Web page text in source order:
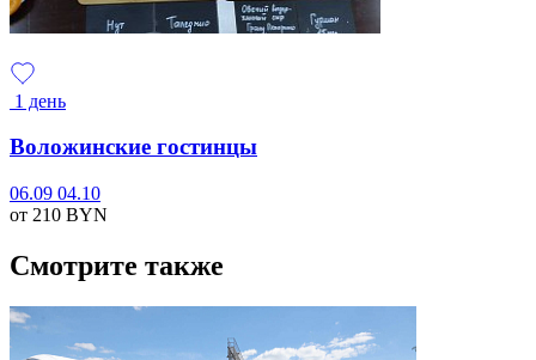
1 день
Воложинские гостинцы
06.09 04.10
от 210 BYN
Смотрите также